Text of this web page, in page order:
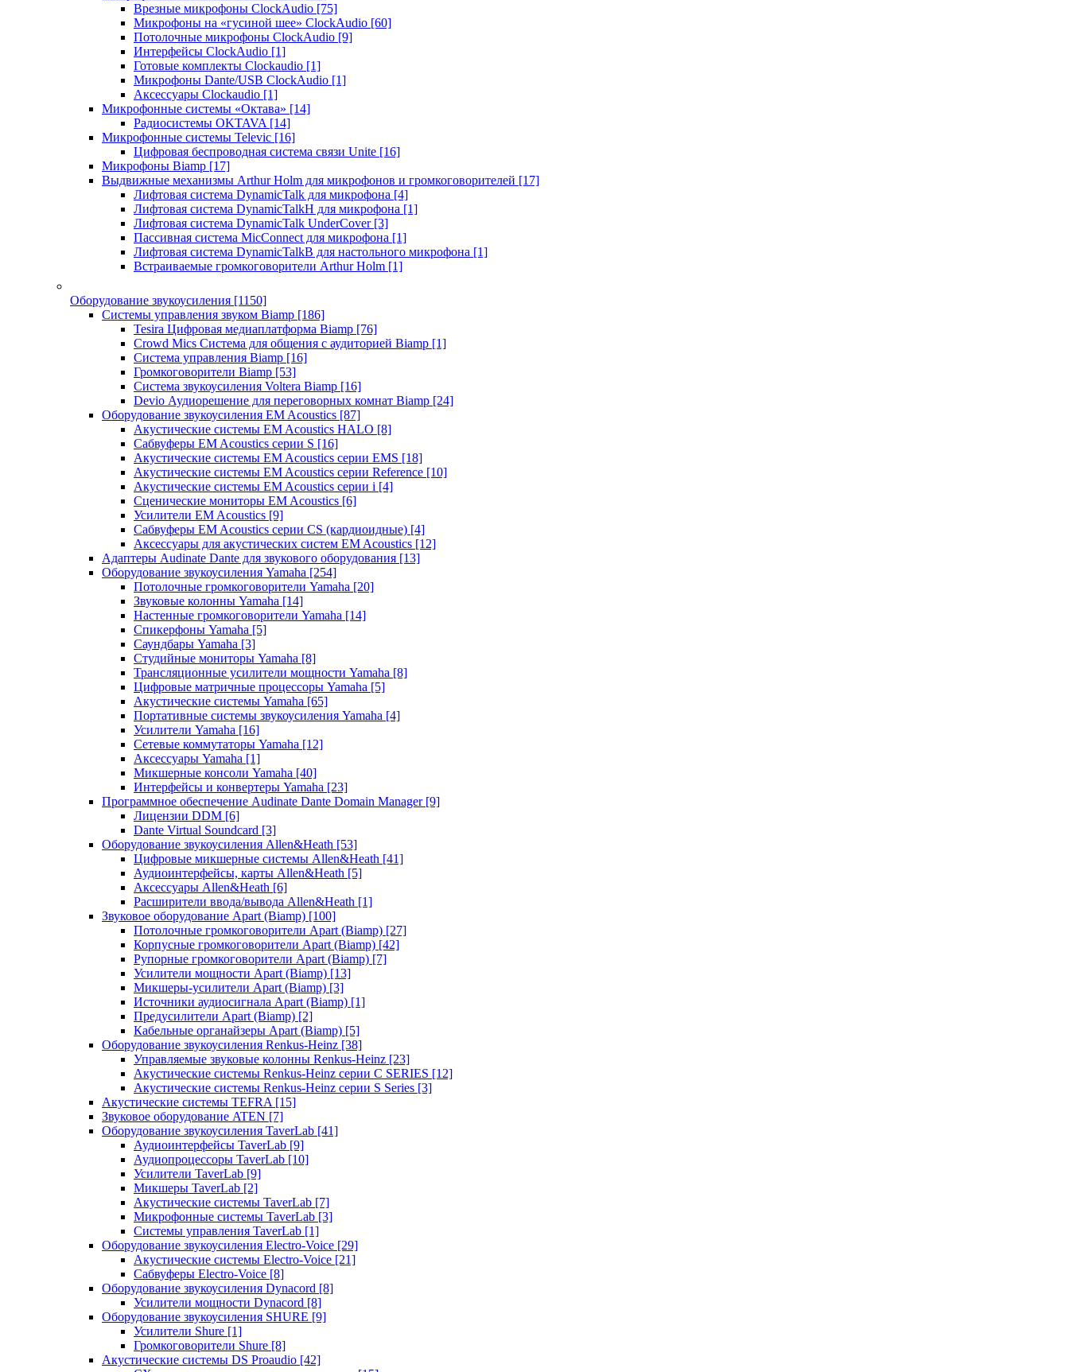
Врезные микрофоны ClockAudio [75]
Микрофоны на «гусиной шее» ClockAudio [60]
Потолочные микрофоны ClockAudio [9]
Интерфейсы ClockAudio [1]
Готовые комплекты Clockaudio [1]
Микрофоны Dante/USB ClockAudio [1]
Аксессуары Clockaudio [1]
Микрофонные системы «Октава» [14]
Радиосистемы OKTAVA [14]
Микрофонные системы Televic [16]
Цифровая беспроводная система связи Unite [16]
Микрофоны Biamp [17]
Выдвижные механизмы Arthur Holm для микрофонов и громкоговорителей [17]
Лифтовая система DynamicTalk для микрофона [4]
Лифтовая система DynamicTalkH для микрофона [1]
Лифтовая система DynamicTalk UnderCover [3]
Пассивная система MicConnect для микрофона [1]
Лифтовая система DynamicTalkB для настольного микрофона [1]
Встраиваемые громкоговорители Arthur Holm [1]
Оборудование звукоусиления [1150]
Системы управления звуком Biamp [186]
Tesira Цифровая медиаплатформа Biamp [76]
Crowd Mics Система для общения с аудиторией Biamp [1]
Система управления Biamp [16]
Громкоговорители Biamp [53]
Система звукоусиления Voltera Biamp [16]
Devio Аудиорешение для переговорных комнат Biamp [24]
Оборудование звукоусиления EM Acoustics [87]
Акустические системы EM Acoustics HALO [8]
Сабвуферы EM Acoustics серии S [16]
Акустические системы EM Acoustics серии EMS [18]
Акустические системы EM Acoustics серии Reference [10]
Акустические системы EM Acoustics серии i [4]
Сценические мониторы EM Acoustics [6]
Усилители EM Acoustics [9]
Сабвуферы EM Acoustics серии CS (кардиоидные) [4]
Аксессуары для акустических систем EM Acoustics [12]
Адаптеры Audinate Dante для звукового оборудования [13]
Оборудование звукоусиления Yamaha [254]
Потолочные громкоговорители Yamaha [20]
Звуковые колонны Yamaha [14]
Настенные громкоговорители Yamaha [14]
Спикерфоны Yamaha [5]
Саундбары Yamaha [3]
Студийные мониторы Yamaha [8]
Трансляционные усилители мощности Yamaha [8]
Цифровые матричные процессоры Yamaha [5]
Акустические системы Yamaha [65]
Портативные системы звукоусиления Yamaha [4]
Усилители Yamaha [16]
Сетевые коммутаторы Yamaha [12]
Аксессуары Yamaha [1]
Микшерные консоли Yamaha [40]
Интерфейсы и конвертеры Yamaha [23]
Программное обеспечение Audinate Dante Domain Manager [9]
Лицензии DDM [6]
Dante Virtual Soundcard [3]
Оборудование звукоусиления Allen&Heath [53]
Цифровые микшерные системы Allen&Heath [41]
Аудиоинтерфейсы, карты Allen&Heath [5]
Аксессуары Allen&Heath [6]
Расширители ввода/вывода Allen&Heath [1]
Звуковое оборудование Apart (Biamp) [100]
Потолочные громкоговорители Apart (Biamp) [27]
Корпусные громкоговорители Apart (Biamp) [42]
Рупорные громкоговорители Apart (Biamp) [7]
Усилители мощности Apart (Biamp) [13]
Микшеры-усилители Apart (Biamp) [3]
Источники аудиосигнала Apart (Biamp) [1]
Предусилители Apart (Biamp) [2]
Кабельные органайзеры Apart (Biamp) [5]
Оборудование звукоусиления Renkus-Heinz [38]
Управляемые звуковые колонны Renkus-Heinz [23]
Акустические системы Renkus-Heinz серии C SERIES [12]
Акустические системы Renkus-Heinz серии S Series [3]
Акустические системы TEFRA [15]
Звуковое оборудование ATEN [7]
Оборудование звукоусиления TaverLab [41]
Аудиоинтерфейсы TaverLab [9]
Аудиопроцессоры TaverLab [10]
Усилители TaverLab [9]
Микшеры TaverLab [2]
Акустические системы TaverLab [7]
Микрофонные системы TaverLab [3]
Системы управления TaverLab [1]
Оборудование звукоусиления Electro-Voice [29]
Акустические системы Electro-Voice [21]
Сабвуферы Electro-Voice [8]
Оборудование звукоусиления Dynacord [8]
Усилители мощности Dynacord [8]
Оборудование звукоусиления SHURE [9]
Усилители Shure [1]
Громкоговорители Shure [8]
Акустические системы DS Proaudio [42]